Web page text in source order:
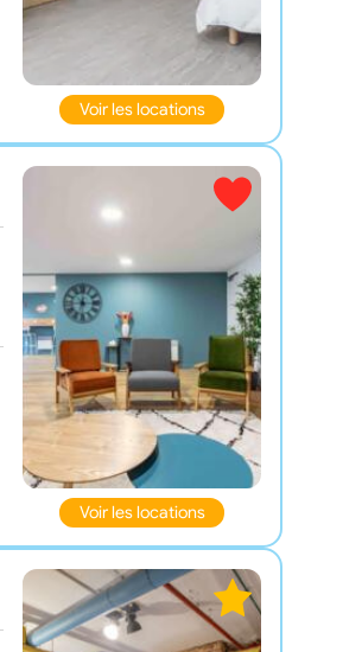
Voir les locations
Voir les locations